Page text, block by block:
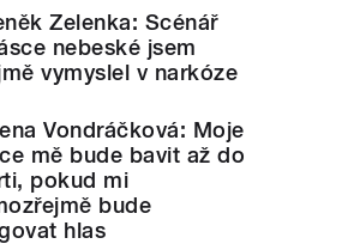
Zelenka: Scénář
nebeské jsem
vymyslel v narkóze
Vondráčková: Moje
mě bude bavit až do
pokud mi
bude
hlas